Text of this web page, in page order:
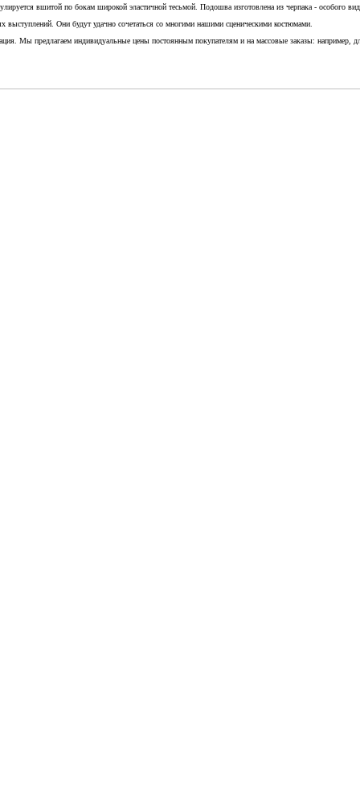
вшитой по бокам широкой эластичной тесьмой. Подошва изготовлена из черпака - особого
Они будут удачно сочетаться со многими нашими сценическими костюмами.
Мы предлагаем индивидуальные цены постоянным покупателям и на массовые заказы: например,